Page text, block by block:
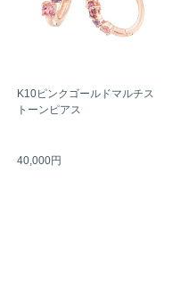
K10ピンクゴールドマルチス
トーンピアス
40,000円